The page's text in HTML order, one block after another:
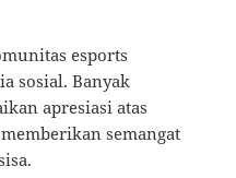
esports
sosial. Banyak
apresiasi atas
semangat